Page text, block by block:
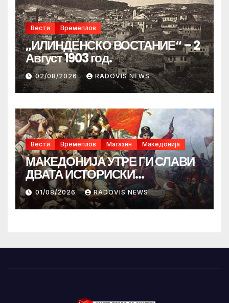
Вести Времеплов
„ИЛИНДЕНСКО ВОСТАНИЕ“ – 2
Август 1903 год.
02/08/2026 RADOVIS NEWS
Вести Времеплов Магазин Македонија
МАКЕДОНИЈА УТРЕ ГИ СЛАВИ
ДВАТА ИСТОРИСКИ
ИЛИНДЕНА!
01/08/2026 RADOVIS NEWS